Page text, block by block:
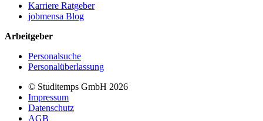
Karriere Ratgeber
jobmensa Blog
Arbeitgeber
Personalsuche
Personalüberlassung
© Studitemps GmbH 2026
Impressum
Datenschutz
AGB